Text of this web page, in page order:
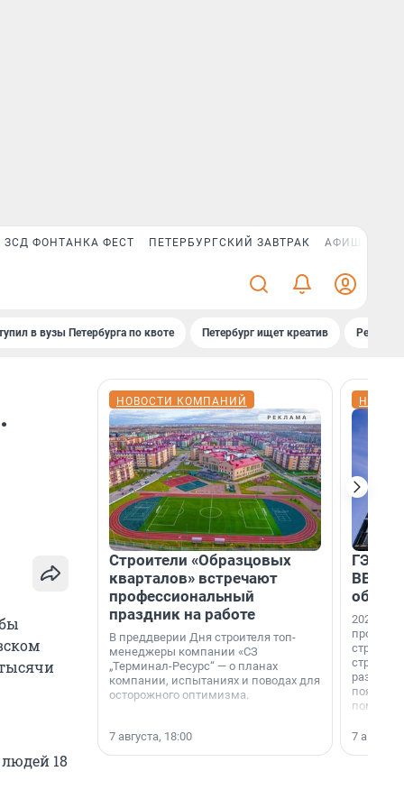
ЗСД ФОНТАНКА ФЕСТ ПЕТЕРБУРГСКИЙ ЗАВТРАК АФИША PLUS
в вузы Петербурга по квоте Петербург ищет креатив
18
НОВОСТИ КОМПАНИЙ
Строители «Образцовых
кварталов» встречают
профессиональный
праздник на работе
В преддверии Дня строителя топ-
менеджеры компании «СЗ
„Терминал-Ресурс“ — о планах
компании, испытаниях и поводах для
осторожного оптимизма.
7 августа, 18:00
ГЭС,
ВВП: в
об
2026-й —
раз. В
7